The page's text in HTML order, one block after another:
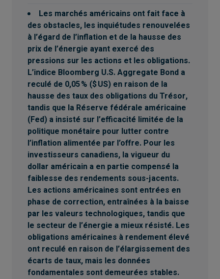
Les marchés américains ont fait face à
des obstacles, les inquiétudes renouvelées
à l’égard de l’inflation et de la hausse des
prix de l’énergie ayant exercé des
pressions sur les actions et les obligations.
L’indice Bloomberg U.S. Aggregate Bond a
reculé de 0,05 % ($ US) en raison de la
hausse des taux des obligations du Trésor,
tandis que la Réserve fédérale américaine
(Fed) a insisté sur l’efficacité limitée de la
politique monétaire pour lutter contre
l’inflation alimentée par l’offre. Pour les
investisseurs canadiens, la vigueur du
dollar américain a en partie compensé la
faiblesse des rendements sous-jacents.
Les actions américaines sont entrées en
phase de correction, entraînées à la baisse
par les valeurs technologiques, tandis que
le secteur de l’énergie a mieux résisté. Les
obligations américaines à rendement élevé
ont reculé en raison de l’élargissement des
écarts de taux, mais les données
fondamentales sont demeurées stables.